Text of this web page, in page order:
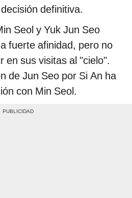
definitiva.
Seol y Yuk Jun Seo
fuerte afinidad, pero no
en sus visitas al "cielo".
de Jun Seo por Si An ha
con Min Seol.